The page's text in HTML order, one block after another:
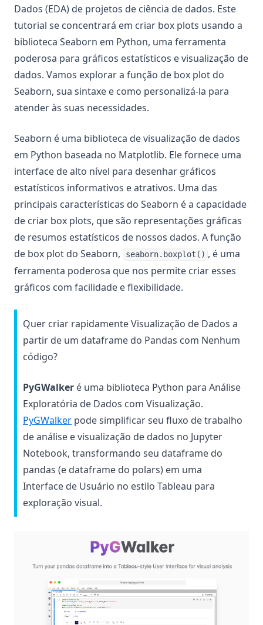
Dados (EDA) de projetos de ciência de dados. Este
tutorial se concentrará em criar box plots usando a
biblioteca Seaborn em Python, uma ferramenta
poderosa para gráficos estatísticos e visualização de
dados. Vamos explorar a função de box plot do
Seaborn, sua sintaxe e como personalizá-la para
atender às suas necessidades.
Seaborn é uma biblioteca de visualização de dados
em Python baseada no Matplotlib. Ele fornece uma
interface de alto nível para desenhar gráficos
estatísticos informativos e atrativos. Uma das
principais características do Seaborn é a capacidade
de criar box plots, que são representações gráficas
de resumos estatísticos de nossos dados. A função
de box plot do Seaborn,
seaborn.boxplot() , é uma
ferramenta poderosa que nos permite criar esses
gráficos com facilidade e flexibilidade.
Quer criar rapidamente Visualização de Dados a
partir de um dataframe do Pandas com Nenhum
código?
PyGWalker é uma biblioteca Python para Análise
Exploratória de Dados com Visualização.
PyGWalker(opens in a new tab)
pode simplificar seu fluxo de trabalho
de análise e visualização de dados no Jupyter
Notebook, transformando seu dataframe do
pandas (e dataframe do polars) em uma
Interface de Usuário no estilo Tableau para
exploração visual.